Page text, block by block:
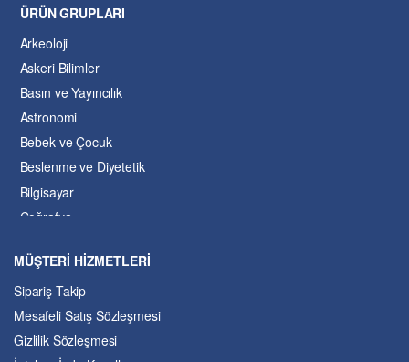
ÜRÜN GRUPLARI
Arkeoloji
Askeri Bilimler
Basın ve Yayıncılık
Astronomi
Bebek ve Çocuk
Beslenme ve Diyetetik
Bilgisayar
Coğrafya
Dil ve Edebiyat
Eğitim
Ekonomi ve Finans
Enerji
MÜŞTERİ HİZMETLERİ
Sipariş Takip
Mesafeli Satış Sözleşmesi
Gizlilik Sözleşmesi